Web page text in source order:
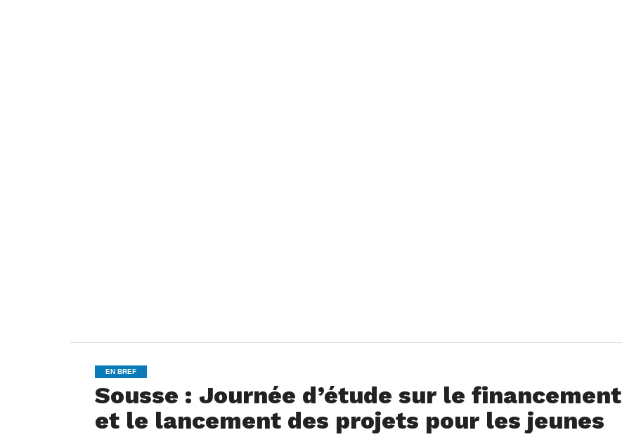
EN BREF
Sousse : Journée d’étude sur le financement
et le lancement des projets pour les jeunes